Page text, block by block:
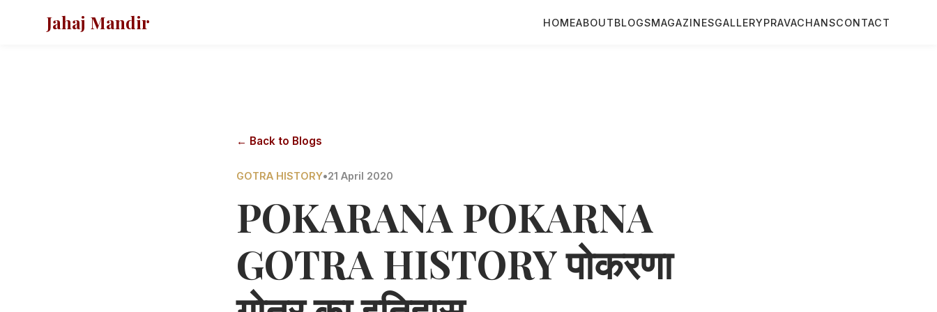
Jahaj Mandir HOMEABOUTBLOGSMAGAZINESGALLERYPRAVACHANSCONTACT
← Back to Blogs
GOTRA HISTORY•21 April 2020
POKARANA POKARNA
GOTRA HISTORY पोकरणा